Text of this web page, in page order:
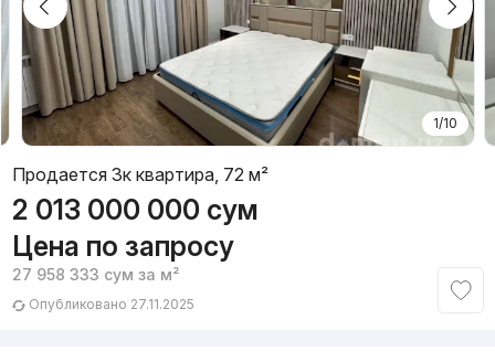
1/10
Продается 3к квартира, 72 м²
2 013 000 000 сум
Цена по запросу
27 958 333 сум за м²
Опубликовано 27.11.2025